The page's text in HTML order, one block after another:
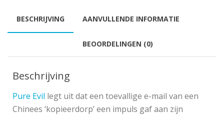
BESCHRIJVING AANVULLENDE INFORMATIE
BEOORDELINGEN (0)
Beschrijving
Pure Evil legt uit dat een toevallige e-mail van een
Chinees ‘kopieerdorp’ een impuls gaf aan zijn